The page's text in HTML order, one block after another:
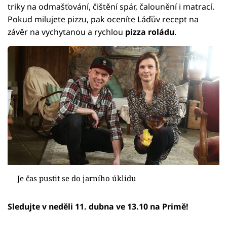
triky na odmašťování, čištění spár, čalounění i matrací.
Pokud milujete pizzu, pak oceníte Láďův recept na
závěr na vychytanou a rychlou pizza roládu.
Je čas pustit se do jarního úklidu
Sledujte v neděli 11. dubna ve 13.10 na Primě!